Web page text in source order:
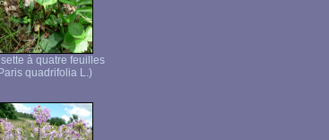
à quatre feuilles
quadrifolia L.)